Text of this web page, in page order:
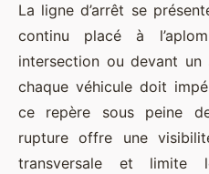
La ligne d’arrêt se
continu placé à
intersection ou devant un
chaque véhicule doit
ce repère sous peine
rupture offre une
transversale et limite